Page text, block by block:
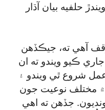
حلفيه بيان آڌار
آهي ته، جيڪڏهن
ڪيو ويندو ته ان
شروع ٿي ويندو ۽
مختلف نوعيت جون
جڏهن ته اهي